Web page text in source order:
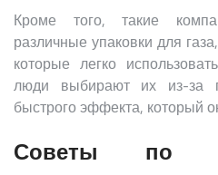
Кроме того, такие
различные упаковки для
которые легко
люди выбирают их из-за
быстрого эффекта, который
Советы по